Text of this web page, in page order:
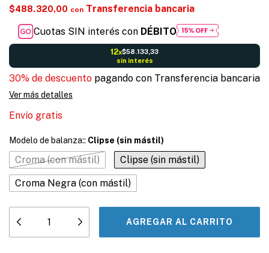
$488.320,00 con Transferencia bancaria
Cuotas SIN interés con DÉBITO
12x$58.133,33
sin interés
30% de descuento pagando con Transferencia bancaria
Ver más detalles
Envío gratis
Modelo de balanza:: Clipse (sin mástil)
Croma (con mástil) Clipse (sin mástil)
Croma Negra (con mástil)